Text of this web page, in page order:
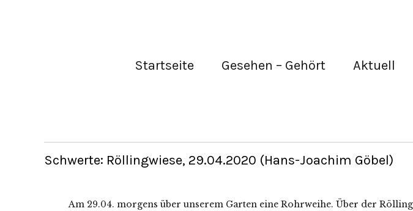
Startseite Gesehen – Gehört Aktuell
Schwerte: Röllingwiese, 29.04.2020 (Hans-Joachim Göbel)
Am 29.04. morgens über unserem Garten eine Rohrweihe. Über der